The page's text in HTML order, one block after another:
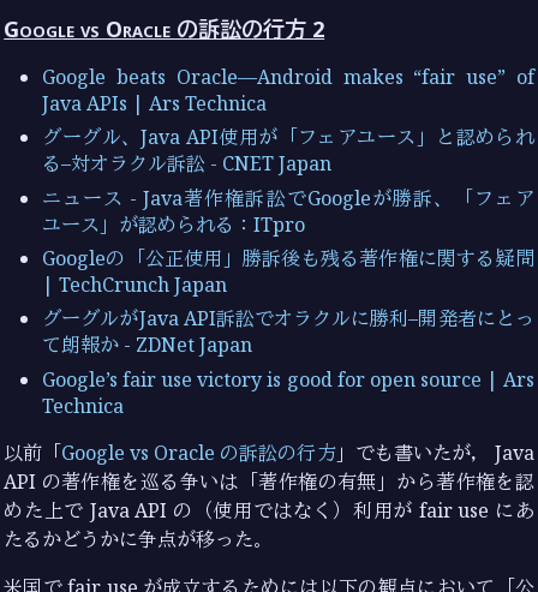
Google vs Oracle の訴訟の行方 2
Google beats Oracle—Android makes “fair use” of
Java APIs | Ars Technica
グーグル、Java API使用が「フェアユース」と認められ
る–対オラクル訴訟 - CNET Japan
ニュース - Java著作権訴訟でGoogleが勝訴、「フェア
ユース」が認められる：ITpro
Googleの「公正使用」勝訴後も残る著作権に関する疑問
| TechCrunch Japan
グーグルがJava API訴訟でオラクルに勝利–開発者にとっ
て朗報か - ZDNet Japan
Google’s fair use victory is good for open source | Ars
Technica
以前「Google vs Oracle の訴訟の行方」でも書いたが， Java
API の著作権を巡る争いは「著作権の有無」から著作権を認
めた上で Java API の（使用ではなく）利用が fair use にあ
たるかどうかに争点が移った。